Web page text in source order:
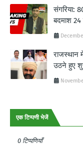
संगरिया:
बदमाश 24
राजस्थान
उठने हुए
एक टिप्पणी भेजें
0 टिप्पणियाँ